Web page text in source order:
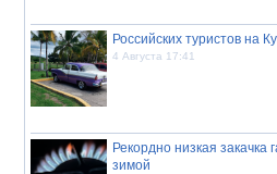
Российских туристов на
4 Августа 17:41
Рекордно низкая закачка
зимой